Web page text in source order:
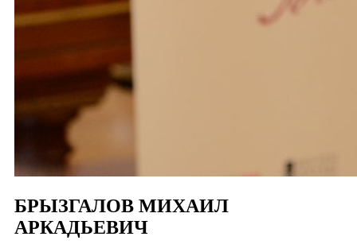
БРЫЗГАЛОВ МИХАИЛ
АРКАДЬЕВИЧ